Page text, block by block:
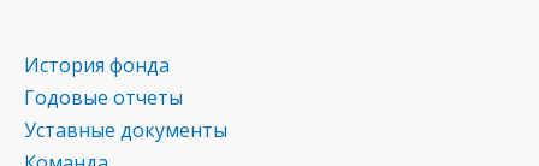
История фонда
Годовые отчеты
Уставные документы